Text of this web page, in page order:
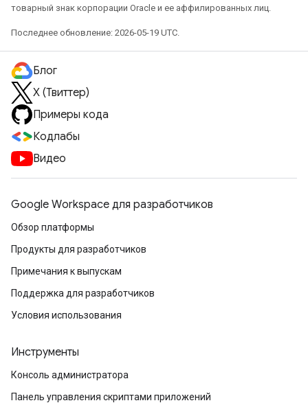
товарный знак корпорации Oracle и ее аффилированных лиц.
Последнее обновление: 2026-05-19 UTC.
Блог
X (Твиттер)
Примеры кода
Кодлабы
Видео
Google Workspace для разработчиков
Обзор платформы
Продукты для разработчиков
Примечания к выпускам
Поддержка для разработчиков
Условия использования
Инструменты
Консоль администратора
Панель управления скриптами приложений